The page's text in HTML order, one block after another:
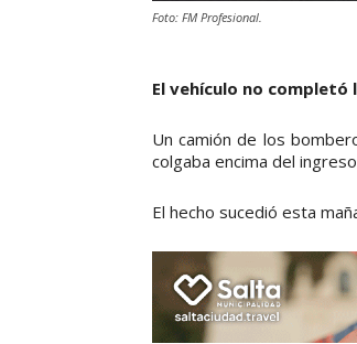
Foto: FM Profesional.
El vehículo no
Un camión de los
colgaba encima del
El hecho sucedió esta